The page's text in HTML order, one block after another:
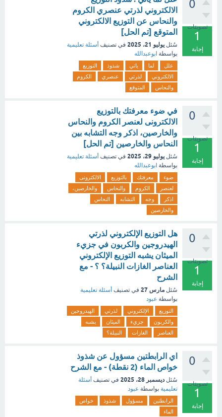
0
تصويتات
1
إجابة
الالكتروني لذرتي عنصري الكروم
والنحاس عن التوزيع الالكتروني
المتوقع [تم الحل]
سُئل يوليو 21، 2025 في تصنيف أسئلة تعليمية
بواسطة ابوعبدالله
علل لما ياتي شذوذ
التوزيع
الالكتروني
لذرتي عنصري
الكروم
والنحاس
المتوقع
0
تصويتات
1
إجابة
في ضوء معرفتك بالتوزيع
الالكترونى لعنصر الكروم والنحاس
والخارصين، اذكر وجه التشابه بين
النحاس والخارصين [تم الحل]
سُئل يوليو 29، 2025 في تصنيف أسئلة تعليمية
بواسطة ابوعبدالله
ضوء معرفتك بالتوزيع
الالكترونى
لعنصر
الكروم والنحاس
والخارصين،
اذكر
وجه التشابه
النحاس
والخارصين
0
تصويتات
1
إجابة
هل التوزيع الإلكتروني لذرتي
الهيدروجين والكربون في جزيء
الميثان يشبه التوزيع الإلكتروني
العناصر الغازات النبيلة؟ ؟ - مع
الشرح
سُئل مارس 27 في تصنيف أسئلة تعليمية
بواسطة عبود
التوزيع الإلكتروني لذرتي
الهيدروجين
والكربون
جزيء الميثان
يشبه
العناصر
الغازات النبيلة؟
0
تصويتات
1
إجابة
اي الرابطتين مسؤول عن شذوذ
خواص الماء (2 نقطة) - مع الشرح
سُئل ديسمبر 28، 2025 في تصنيف أسئلة
تعليمية بواسطة عبود
الرابطتين مسؤول شذوذ
خواص
الماء